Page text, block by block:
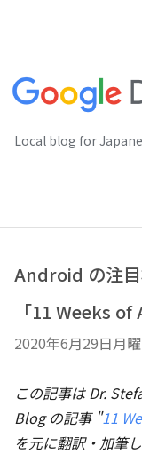
Local blog for
Android の注
「11 Weeks
2020年6月29日月
この記事は Dr.
Blog の記事 "11
を元に翻訳・加筆